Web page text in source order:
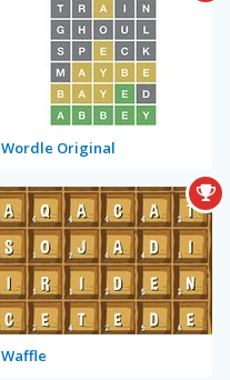
Wordle Original
Waffle